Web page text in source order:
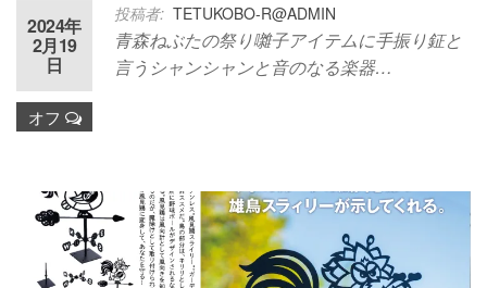
投稿者: TETUKOBO-R@ADMIN
2024年
2月19
日
オフ
青森ねぶたの祭り囃子アイテムに手振り鉦と
言うシャンシャンと音のなる楽器…